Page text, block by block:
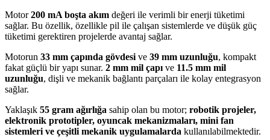
Motor200 mA boşta akım değeri ile verimli bir enerji tüketimi
sağlar. Bu özellik, özellikle pil ile çalışan sistemlerde ve düşük güç
tüketimi gerektiren projelerde avantaj sağlar.
Motorun 33 mm çapında gövdesi ve 39 mm uzunluğu, kompakt
fakat güçlü bir yapı sunar. 2 mm mil çapı ve 11.5 mm mil
uzunluğu, dişli ve mekanik bağlantı parçaları ile kolay entegrasyon
sağlar.
Yaklaşık 55 gram ağırlığa sahip olan bu motor; robotik projeler,
elektronik prototipler, oyuncak mekanizmaları, mini fan
sistemleri ve çeşitli mekanik uygulamalarda kullanılabilmektedir.